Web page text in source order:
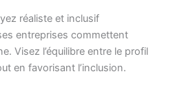
réaliste et inclusif
entreprises commettent
Visez l’équilibre entre le profil
en favorisant l’inclusion.